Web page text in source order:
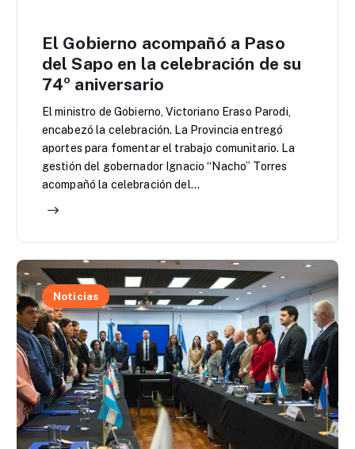
El Gobierno acompañó a Paso
del Sapo en la celebración de su
74º aniversario
El ministro de Gobierno, Victoriano Eraso Parodi,
encabezó la celebración. La Provincia entregó
aportes para fomentar el trabajo comunitario. La
gestión del gobernador Ignacio “Nacho” Torres
acompañó la celebración del…
Noticias